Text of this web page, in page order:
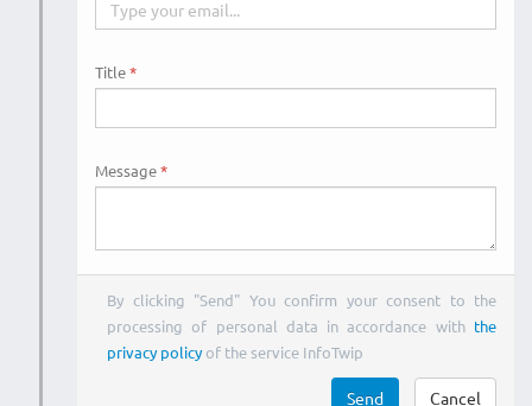
Title
Message
By clicking "Send" You confirm your consent to the
processing of personal data in accordance with the
privacy policyof the service InfoTwip
Send Cancel